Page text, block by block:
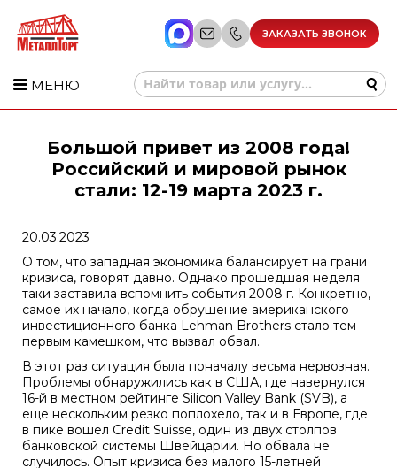
ЗАКАЗАТЬ ЗВОНОК
МЕНЮ
Большой привет из 2008 года!
Российский и мировой рынок
стали: 12-19 марта 2023 г.
20.03.2023
О том, что западная экономика балансирует на грани
кризиса, говорят давно. Однако прошедшая неделя
таки заставила вспомнить события 2008 г. Конкретно,
самое их начало, когда обрушение американского
инвестиционного банка Lehman Brothers стало тем
первым камешком, что вызвал обвал.
В этот раз ситуация была поначалу весьма нервозная.
Проблемы обнаружились как в США, где навернулся
16-й в местном рейтинге Silicon Valley Bank (SVB), а
еще нескольким резко поплохело, так и в Европе, где
в пике вошел Credit Suisse, один из двух столпов
банковской системы Швейцарии. Но обвала не
случилось. Опыт кризиса без малого 15-летней